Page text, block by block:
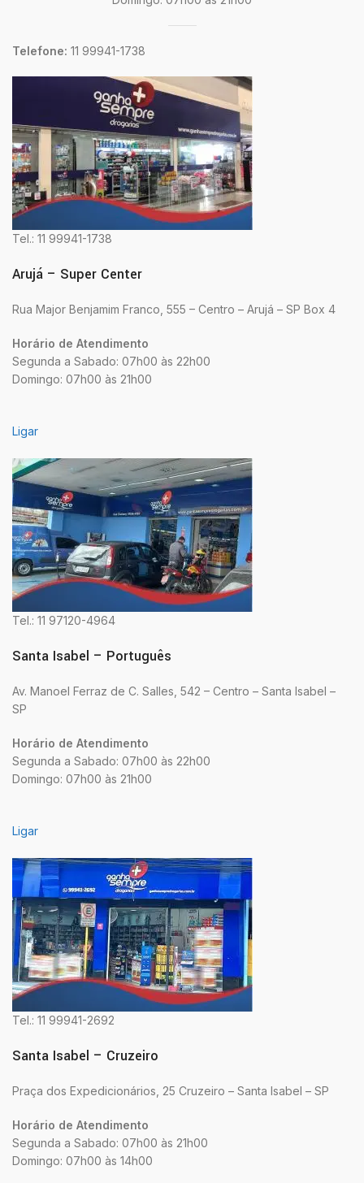
Telefone: 11 99941-1738
Tel.: 11 99941-1738
Arujá – Super Center
Rua Major Benjamim Franco, 555 – Centro – Arujá – SP Box 4
Horário de Atendimento
Segunda a Sabado: 07h00 às 22h00
Domingo: 07h00 às 21h00
Ligar
Tel.: 11 97120-4964
Santa Isabel – Português
Av. Manoel Ferraz de C. Salles, 542 – Centro – Santa Isabel –
SP
Horário de Atendimento
Segunda a Sabado: 07h00 às 22h00
Domingo: 07h00 às 21h00
Ligar
Tel.: 11 99941-2692
Santa Isabel – Cruzeiro
Praça dos Expedicionários, 25 Cruzeiro – Santa Isabel – SP
Horário de Atendimento
Segunda a Sabado: 07h00 às 21h00
Domingo: 07h00 às 14h00